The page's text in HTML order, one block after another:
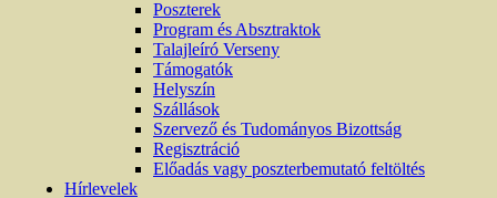
Poszterek
Program és Absztraktok
Talajleíró Verseny
Támogatók
Helyszín
Szállások
Szervező és Tudományos Bizottság
Regisztráció
Előadás vagy poszterbemutató feltöltés
Hírlevelek